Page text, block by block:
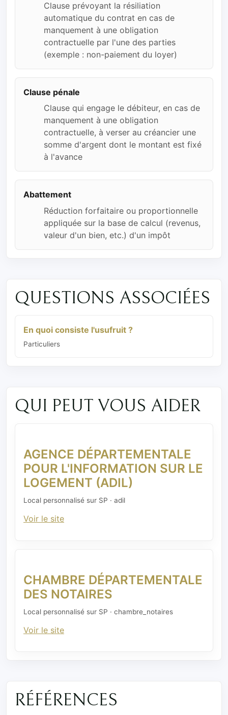
Clause prévoyant la résiliation
automatique du contrat en cas de
manquement à une obligation
contractuelle par l'une des parties
(exemple : non-paiement du loyer)
Clause pénale
Clause qui engage le débiteur, en cas de
manquement à une obligation
contractuelle, à verser au créancier une
somme d'argent dont le montant est fixé
à l'avance
Abattement
Réduction forfaitaire ou proportionnelle
appliquée sur la base de calcul (revenus,
valeur d'un bien, etc.) d'un impôt
QUESTIONS ASSOCIÉES
En quoi consiste l'usufruit ?
Particuliers
QUI PEUT VOUS AIDER
AGENCE DÉPARTEMENTALE
POUR L'INFORMATION SUR LE
LOGEMENT (ADIL)
Local personnalisé sur SP · adil
Voir le site
CHAMBRE DÉPARTEMENTALE
DES NOTAIRES
Local personnalisé sur SP · chambre_notaires
Voir le site
RÉFÉRENCES